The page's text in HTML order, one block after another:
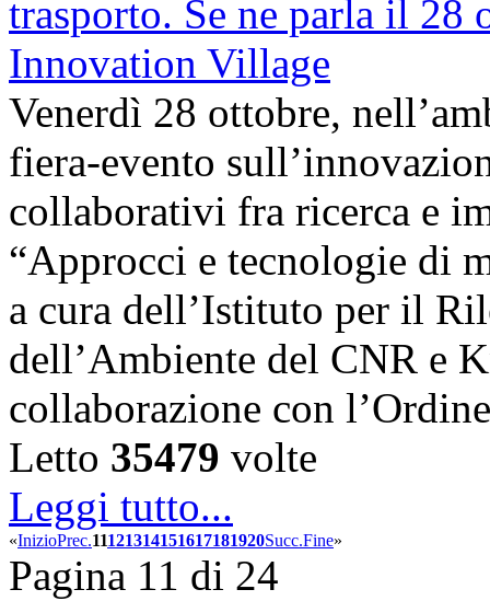
Venerdì 28 ottobre,
fiera-evento
collaborativi fra ricerca e
“Approcci e tecnologie di
a cura dell’Istituto per il
dell’Ambiente del CNR e
collaborazione con
Letto 35479 volte
Leggi tutto...
«InizioPrec.11121314151617181920Succ.Fine»
Pagina 11 di 24